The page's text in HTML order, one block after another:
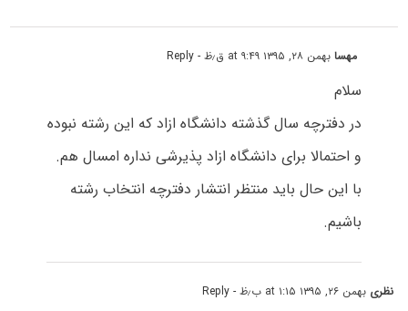
مهسابهمن ۲۸, ۱۳۹۵ at ۹:۴۹ ق٫ظ - Reply
سلام
در دفترچه سال گذشته دانشگاه ازاد که این رشته نبوده
و احتمالا برای دانشگاه ازاد پذیرشی نداره امسال هم.
با این حال باید منتظر انتشار دفترچه انتخاب رشته
باشیم.
نظری بهمن ۲۶, ۱۳۹۵ at ۱:۱۵ ب٫ظ - Reply